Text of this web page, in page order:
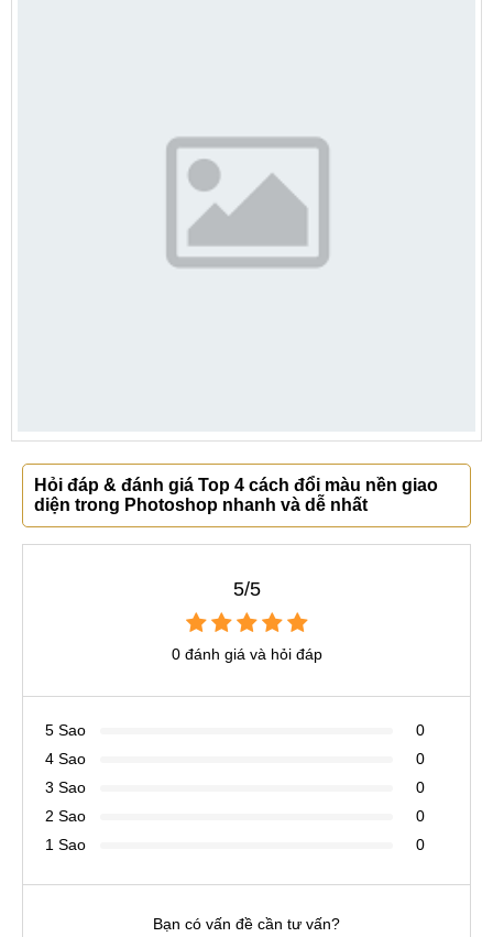
Hỏi đáp & đánh giá Top 4 cách đổi màu nền giao
diện trong Photoshop nhanh và dễ nhất
5/5
0 đánh giá và hỏi đáp
5 Sao
0
4 Sao
0
3 Sao
0
2 Sao
0
1 Sao
0
Bạn có vấn đề cần tư vấn?